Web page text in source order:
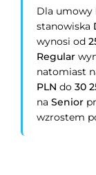
Dla umowy
stanowiska
wynosi od
Regular
natomiast
PLN do30
naSenior
wzrostem